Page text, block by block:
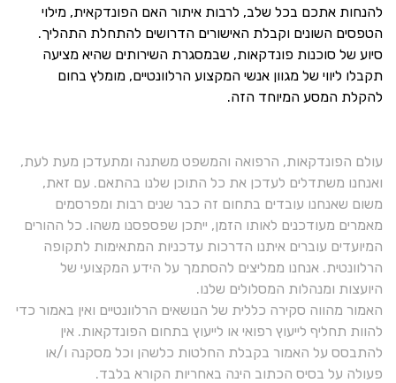
להנחות אתכם בכל שלב, לרבות איתור האם הפונדקאית, מילוי
הטפסים השונים וקבלת האישורים הדרושים להתחלת התהליך.
סיוע של סוכנות פונדקאות, שבמסגרת השירותים שהיא מציעה
תקבלו ליווי של מגוון אנשי המקצוע הרלוונטיים, מומלץ בחום
להקלת המסע המיוחד הזה.
עולם הפונדקאות, הרפואה והמשפט משתנה ומתעדכן מעת לעת,
ואנחנו משתדלים לעדכן את כל התוכן שלנו בהתאם. עם זאת,
משום שאנחנו עובדים בתחום זה כבר שנים רבות ומפרסמים
מאמרים מעודכנים לאותו הזמן, ייתכן שפספסנו משהו. כל ההורים
המיועדים עוברים איתנו הדרכות עדכניות המתאימות לתקופה
הרלוונטית. אנחנו ממליצים להסתמך על הידע המקצועי של
היועצות ומנהלות המסלולים שלנו.
האמור מהווה סקירה כללית של הנושאים הרלוונטיים ואין באמור כדי
להוות תחליף לייעוץ רפואי או לייעוץ בתחום הפונדקאות. אין
להתבסס על האמור בקבלת החלטות כלשהן וכל מסקנה ו/או
פעולה על בסיס הכתוב הינה באחריות הקורא בלבד.